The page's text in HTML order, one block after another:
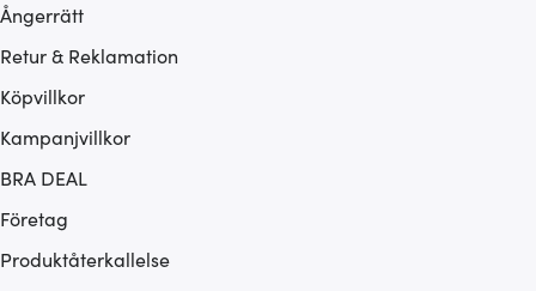
Ångerrätt
Retur & Reklamation
Köpvillkor
Kampanjvillkor
BRA DEAL
Företag
Produktåterkallelse